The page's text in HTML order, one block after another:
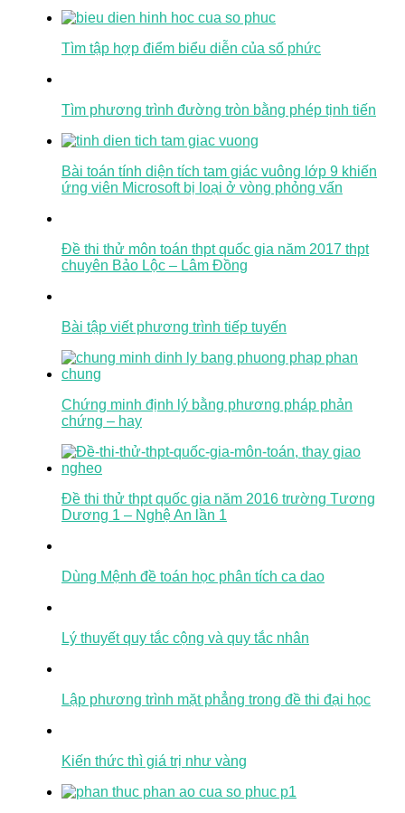
Tìm tập hợp điểm biểu diễn của số phức
Tìm phương trình đường tròn bằng phép tịnh tiến
Bài toán tính diện tích tam giác vuông lớp 9 khiến
ứng viên Microsoft bị loại ở vòng phỏng vấn
Đề thi thử môn toán thpt quốc gia năm 2017 thpt
chuyên Bảo Lộc – Lâm Đồng
Bài tập viết phương trình tiếp tuyến
Chứng minh định lý bằng phương pháp phản
chứng – hay
Đề thi thử thpt quốc gia năm 2016 trường Tương
Dương 1 – Nghệ An lần 1
Dùng Mệnh đề toán học phân tích ca dao
Lý thuyết quy tắc cộng và quy tắc nhân
Lập phương trình mặt phẳng trong đề thi đại học
Kiến thức thì giá trị như vàng